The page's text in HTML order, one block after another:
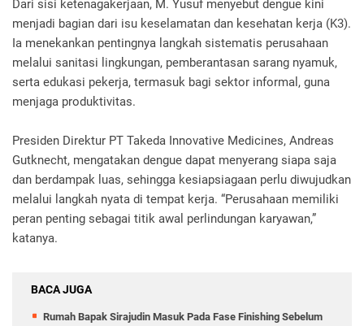
Dari sisi ketenagakerjaan, M. Yusuf menyebut dengue kini
menjadi bagian dari isu keselamatan dan kesehatan kerja (K3).
Ia menekankan pentingnya langkah sistematis perusahaan
melalui sanitasi lingkungan, pemberantasan sarang nyamuk,
serta edukasi pekerja, termasuk bagi sektor informal, guna
menjaga produktivitas.
Presiden Direktur PT Takeda Innovative Medicines, Andreas
Gutknecht, mengatakan dengue dapat menyerang siapa saja
dan berdampak luas, sehingga kesiapsiagaan perlu diwujudkan
melalui langkah nyata di tempat kerja. “Perusahaan memiliki
peran penting sebagai titik awal perlindungan karyawan,”
katanya.
BACA JUGA
Rumah Bapak Sirajudin Masuk Pada Fase Finishing Sebelum